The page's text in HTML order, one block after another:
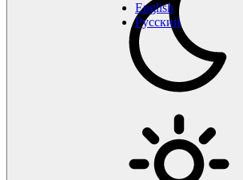
English
Русский